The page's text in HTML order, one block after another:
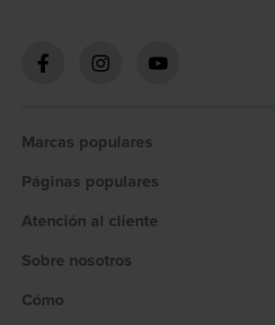
Marcas populares
Páginas populares
Atención al cliente
Sobre nosotros
Cómo